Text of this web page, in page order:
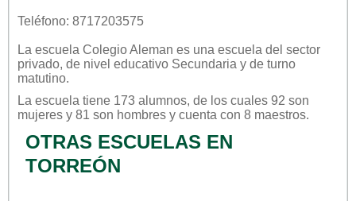
Teléfono: 8717203575
La escuela Colegio Aleman es una escuela del sector
privado, de nivel educativo Secundaria y de turno
matutino.
La escuela tiene 173 alumnos, de los cuales 92 son
mujeres y 81 son hombres y cuenta con 8 maestros.
OTRAS ESCUELAS EN
TORREÓN